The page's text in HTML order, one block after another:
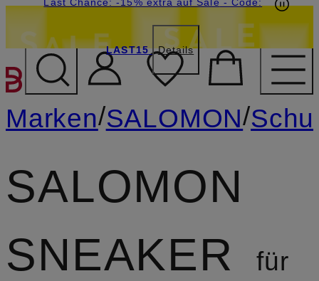
ZUM HAUPTINHALT
LAST15 Details
Marken/SALOMON/
SALOMON
SNEAKER
für